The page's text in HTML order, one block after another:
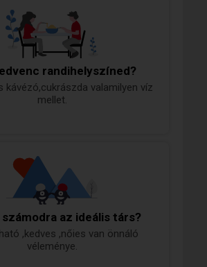
randihelyszíned?
kávézó,cukrászda valamilyen víz
mellet.
az ideális társ?
,kedves ,nőies van önnáló
véleménye.